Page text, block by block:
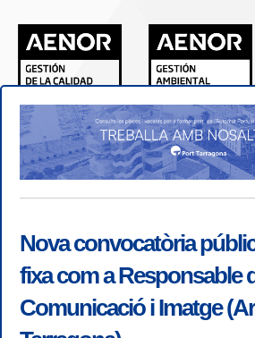
Nova convocatòria
fixa com a Responsable
Comunicació i Imatge